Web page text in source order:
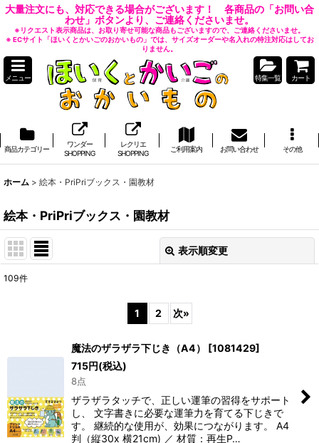
大量注文にも、対応できる場合がございます！ 各商品の「お問い合
わせ」ボタンより、ご連絡くださいませ。
※リクエスト表示商品は、お取り寄せ可能な商品もございますので、ご連絡くださいませ。
※ ECサイト「ほいくとかいごのおかいもの」では、サイズオーダーや名入れの特注対応はしてお
りません。
メニュー 特集一覧 カート
商品カテゴリー
ワンダー
SHOPPING
レクリエ
SHOPPING
ご利用案内 お問い合わせ その他
ホーム > 絵本・PriPriブックス・園教材
絵本・PriPriブックス・園教材
表示順変更
109件
1 2 次»
魔法のザラザラ下じき（A4） [1081429]
715円(税込)
8点
ザラザラタッチで、正しい運筆の習得をサポート
し、 文字書きに必要な運筆力を育てる下じきで
す。 継続的な使用が、効果につながります。 A4
判（縦30x 横21cm) ／ 材質：再生P…